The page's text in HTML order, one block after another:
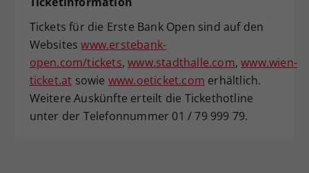
Tickets für die Erste Bank Open sind auf den
Websiteswww.erstebank-
open.com/tickets,www.stadthalle.com,www.wien-
ticket.at sowie www.oeticket.com erhältlich.
Weitere Auskünfte erteilt die Tickethotline
unter der Telefonnummer 01 / 79 999 79.